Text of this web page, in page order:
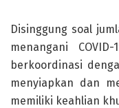
Disinggung soal
menangani
berkoordinasi
menyiapkan dan
memiliki keahlian